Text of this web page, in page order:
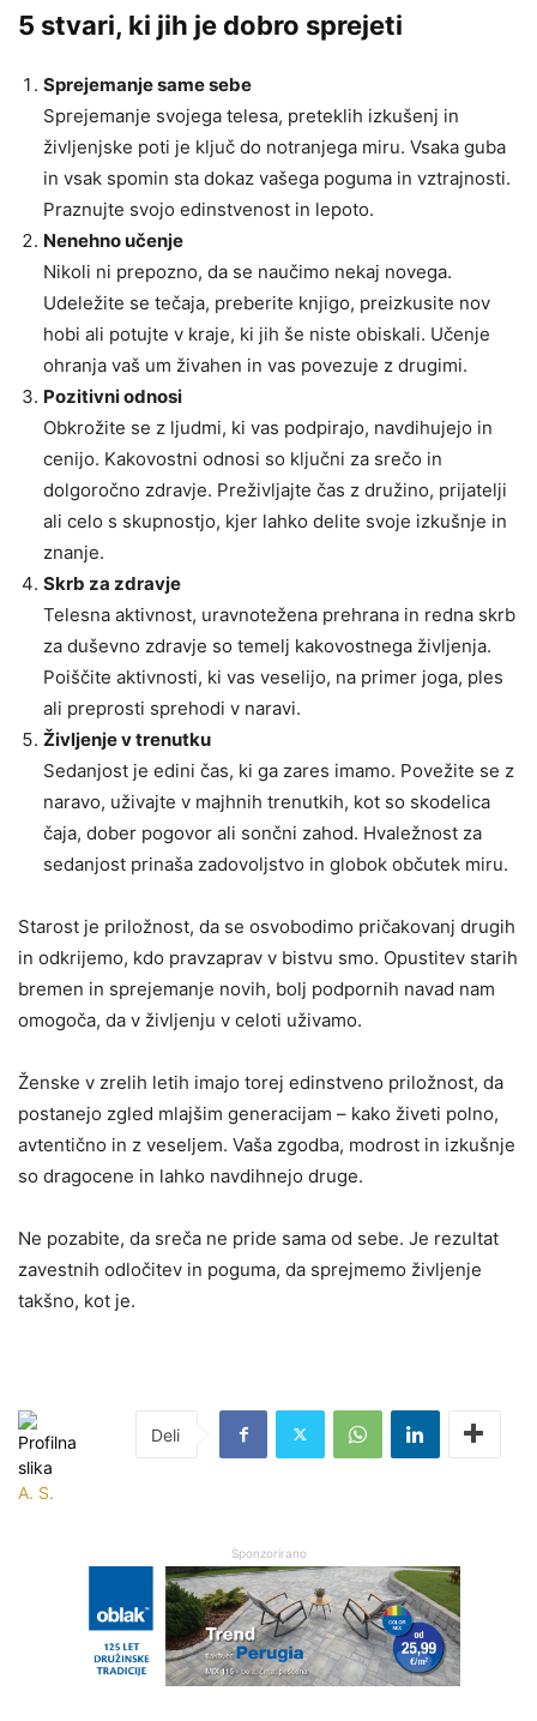
5 stvari, ki jih je dobro sprejeti
Sprejemanje same sebe
Sprejemanje svojega telesa, preteklih izkušenj in
življenjske poti je ključ do notranjega miru. Vsaka guba
in vsak spomin sta dokaz vašega poguma in vztrajnosti.
Praznujte svojo edinstvenost in lepoto.
Nenehno učenje
Nikoli ni prepozno, da se naučimo nekaj novega.
Udeležite se tečaja, preberite knjigo, preizkusite nov
hobi ali potujte v kraje, ki jih še niste obiskali. Učenje
ohranja vaš um živahen in vas povezuje z drugimi.
Pozitivni odnosi
Obkrožite se z ljudmi, ki vas podpirajo, navdihujejo in
cenijo. Kakovostni odnosi so ključni za srečo in
dolgoročno zdravje. Preživljajte čas z družino, prijatelji
ali celo s skupnostjo, kjer lahko delite svoje izkušnje in
znanje.
Skrb za zdravje
Telesna aktivnost, uravnotežena prehrana in redna skrb
za duševno zdravje so temelj kakovostnega življenja.
Poiščite aktivnosti, ki vas veselijo, na primer joga, ples
ali preprosti sprehodi v naravi.
Življenje v trenutku
Sedanjost je edini čas, ki ga zares imamo. Povežite se z
naravo, uživajte v majhnih trenutkih, kot so skodelica
čaja, dober pogovor ali sončni zahod. Hvaležnost za
sedanjost prinaša zadovoljstvo in globok občutek miru.
Starost je priložnost, da se osvobodimo pričakovanj drugih
in odkrijemo, kdo pravzaprav v bistvu smo. Opustitev starih
bremen in sprejemanje novih, bolj podpornih navad nam
omogoča, da v življenju v celoti uživamo.
Ženske v zrelih letih imajo torej edinstveno priložnost, da
postanejo zgled mlajšim generacijam – kako živeti polno,
avtentično in z veseljem. Vaša zgodba, modrost in izkušnje
so dragocene in lahko navdihnejo druge.
Ne pozabite, da sreča ne pride sama od sebe. Je rezultat
zavestnih odločitev in poguma, da sprejmemo življenje
takšno, kot je.
A. S.
Sponzorirano